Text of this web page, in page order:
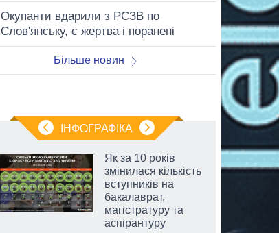
Окупанти вдарили з РСЗВ по
Слов'янську, є жертва і поранені
Більше новин
ІНФОГРАФІКА
Як за 10 років
змінилася кількість
вступників на
бакалаврат,
магістратуру та
аспірантуру